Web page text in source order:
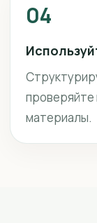
04
проверяйте
материалы.